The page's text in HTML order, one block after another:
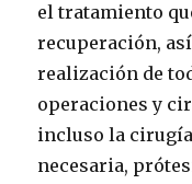
el tratamiento
recuperación,
realización de
operaciones y
incluso la
necesaria,